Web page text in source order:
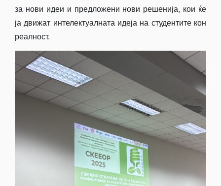
за нови идеи и предложени нови решенија, кои ќе
ја движат интелектуалната идеја на студентите кон
реалност.